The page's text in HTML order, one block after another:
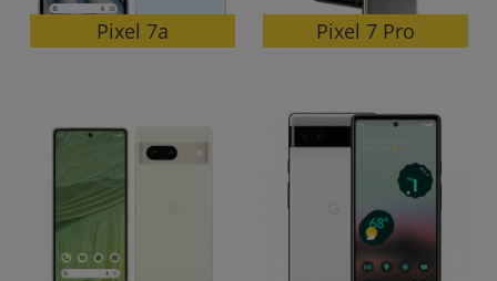
Pixel 7a Pixel 7 Pro